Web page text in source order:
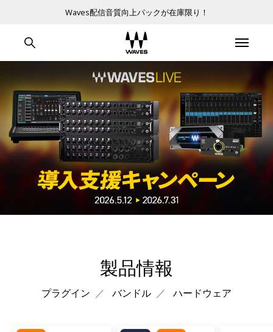
Waves配信音質向上パックが在庫限り！
製品情報
プラグイン バンドル ハードウェア